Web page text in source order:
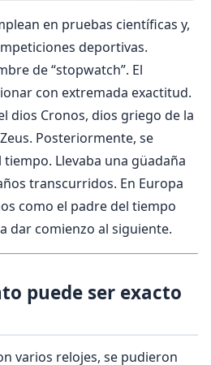
en pruebas científicas y,
deportivas.
de “stopwatch”. El
con extremada exactitud.
dios Cronos, dios griego de la
Posteriormente, se
Llevaba una güadaña
transcurridos. En Europa
como el padre del tiempo
dar comienzo al siguiente.
puede ser exacto
varios relojes, se pudieron